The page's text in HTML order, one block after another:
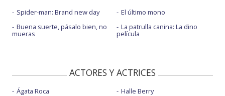
Spider-man: Brand new day
Buena suerte, pásalo bien, no
mueras
El último mono
La patrulla canina: La dino
película
ACTORES Y ACTRICES
Ágata Roca
Halle Berry